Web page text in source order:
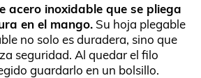
acero inoxidable que se pliega
en el mango. Su hoja plegable
no solo es duradera, sino que
seguridad. Al quedar el filo
guardarlo en un bolsillo.